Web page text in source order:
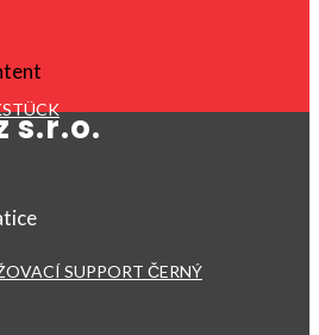
SUPPORT ČERNÝ
s.r.o.